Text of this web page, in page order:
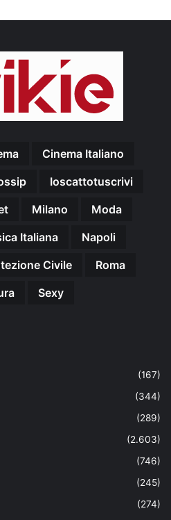
Cinema Italiano
Ioscattotuscrivi
Milano
Moda
Italiana
Napoli
Civile
Roma
Sexy
(167)
(344)
(289)
(2.603)
(746)
(245)
(274)